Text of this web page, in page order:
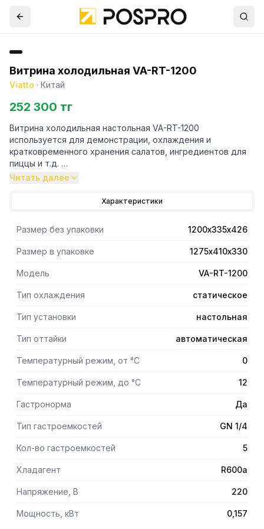
Витрина холодильная VA-RT-1200
Viatto · Китай
252 300 тг
Витрина холодильная настольная VA-RT-1200
используется для демонстрации, охлаждения и
кратковременного хранения салатов, ингредиентов для
пиццы и т.д.
электронным термостатом с цифровым дисплеем.
Вместимость 5хGN1/4.
Климатический класс до +32°С
Читать далее
Характеристики
Размер без упаковки 1200х335х426
Размер в упаковке 1275х410х330
Модель VA-RT-1200
Тип охлаждения статическое
Тип установки настольная
Тип оттайки автоматическая
Температурный режим, от °С 0
Температурный режим, до °С 12
Гастронорма Да
Тип гастроемкостей GN 1/4
Кол-во гастроемкостей 5
Хладагент R600а
Напряжение, В 220
Мощность, кВт 0,157